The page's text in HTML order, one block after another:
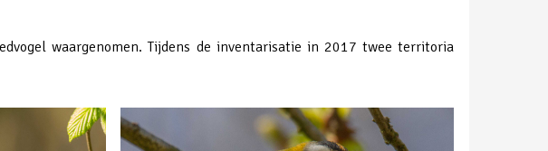
waargenomen. Tijdens de inventarisatie in 2017 twee territoria